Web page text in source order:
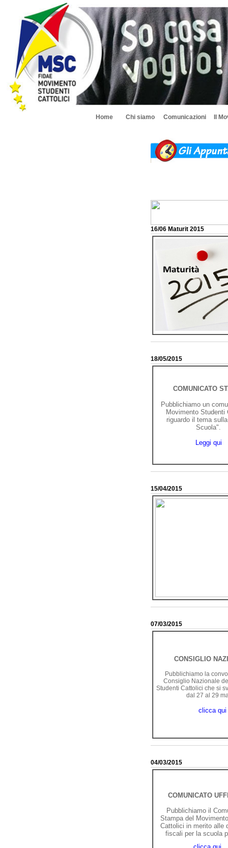
Home Chi siamo Comunicazioni Il
16/06 Maturit 2015
18/05/2015
COMUNICATO
Pubblichiamo un
Movimento Studenti
riguardo il tema
Scuola".
Leggi qui
15/04/2015
07/03/2015
CONSIGLIO
Pubblichiamo la
Consiglio Nazionale
Studenti Cattolici che si
dal 27 al 29
clicca qui
04/03/2015
COMUNICATO
Pubblichiamo il
Stampa del
Cattolici in merito alle
fiscali per la scuola